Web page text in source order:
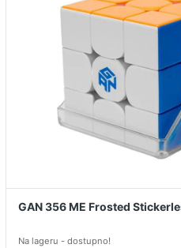
GAN 356 ME Frosted
Na lageru - dostupno!